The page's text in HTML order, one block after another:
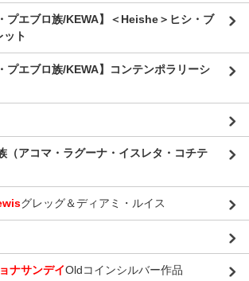
プエブロ族/KEWA】＜Heishe＞ヒシ・ブ
ット
プエブロ族/KEWA】コンテンポラリーシ
（アコマ・ラグーナ・イスレタ・コチテ
グレッグ＆ディアミ・ルイス
ナサンデイOldコインシルバー作品